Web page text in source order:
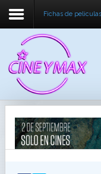
Fichas de peliculas